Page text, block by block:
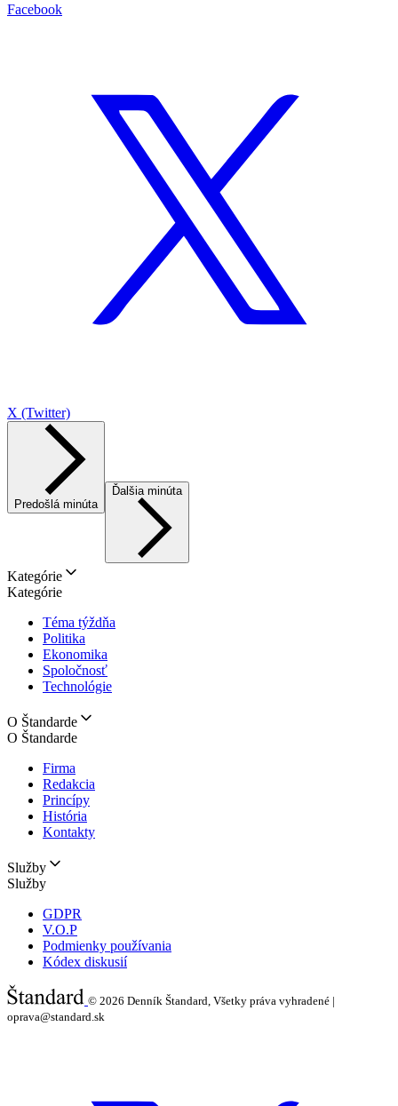
Facebook
X (Twitter)
Predošlá minúta
Ďalšia minúta
Kategórie
Kategórie
Téma týždňa
Politika
Ekonomika
Spoločnosť
Technológie
O Štandarde
O Štandarde
Firma
Redakcia
Princípy
História
Kontakty
Služby
Služby
GDPR
V.O.P
Podmienky používania
Kódex diskusií
© 2026 Denník Štandard, Všetky práva vyhradené |
oprava@standard.sk